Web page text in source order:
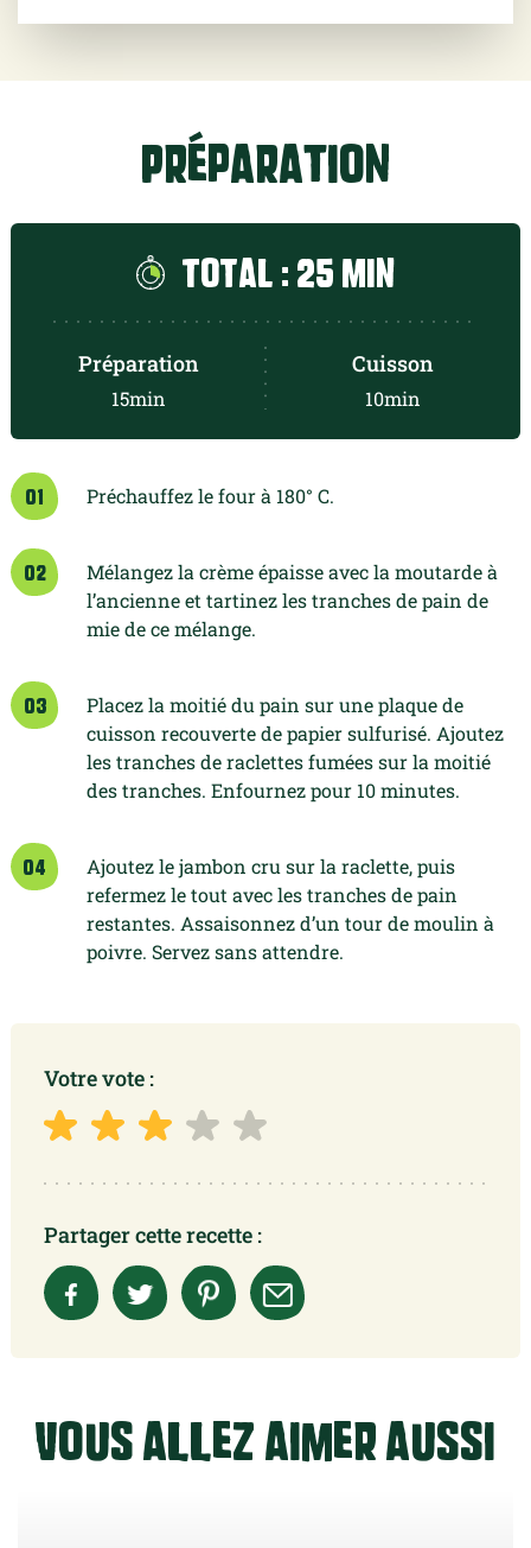
Préparation
Total : 25 min
Préparation
15min
Cuisson
10min
01 Préchauffez le four à 180° C.
02
Mélangez la crème épaisse avec la moutarde à
l’ancienne et tartinez les tranches de pain de
mie de ce mélange.
03
Placez la moitié du pain sur une plaque de
cuisson recouverte de papier sulfurisé. Ajoutez
les tranches de raclettes fumées sur la moitié
des tranches. Enfournez pour 10 minutes.
04
Ajoutez le jambon cru sur la raclette, puis
refermez le tout avec les tranches de pain
restantes. Assaisonnez d’un tour de moulin à
poivre. Servez sans attendre.
Votre vote :
Partager cette recette :
Vous allez aimer aussi